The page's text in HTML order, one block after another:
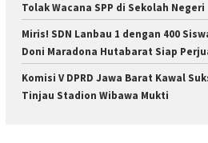
Tolak Wacana SPP di Sekolah Negeri
Miris! SDN Lanbau 1 dengan 400
Doni Maradona Hutabarat Siap
Komisi V DPRD Jawa Barat Kawal
Tinjau Stadion Wibawa Mukti